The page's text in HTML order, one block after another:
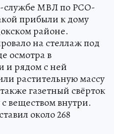
службе МВЛ по РСО-
прибыли к дому
районе.
на стеллаж под
осмотра в
и рядом с ней
растительную массу
газетный свёрток
веществом внутри.
около 268